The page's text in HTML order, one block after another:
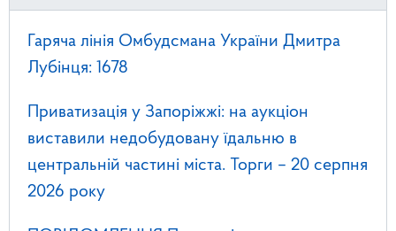
Гаряча лінія Омбудсмана України Дмитра
Лубінця: 1678
Приватизація у Запоріжжі: на аукціон
виставили недобудовану їдальню в
центральній частині міста. Торги – 20 серпня
2026 року